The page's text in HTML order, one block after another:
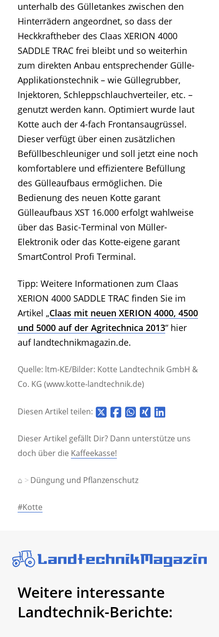
unterhalb des Gülletankes zwischen den
Hinterrädern angeordnet, so dass der
Heckkraftheber des Claas XERION 4000
SADDLE TRAC frei bleibt und so weiterhin
zum direkten Anbau entsprechender Gülle-
Applikationstechnik – wie Güllegrubber,
Injektoren, Schleppschlauchverteiler, etc. –
genutzt werden kann. Optimiert wurde laut
Kotte auch der 4-fach Frontansaugrüssel.
Dieser verfügt über einen zusätzlichen
Befüllbeschleuniger und soll jetzt eine noch
komfortablere und effizientere Befüllung
des Gülleaufbaus ermöglichen. Die
Bedienung des neuen Kotte garant
Gülleaufbaus XST 16.000 erfolgt wahlweise
über das Basic-Terminal von Müller-
Elektronik oder das Kotte-eigene garant
SmartControl Profi Terminal.
Tipp: Weitere Informationen zum Claas
XERION 4000 SADDLE TRAC finden Sie im
Artikel „Claas mit neuen XERION 4000, 4500
und 5000 auf der Agritechnica 2013“ hier
auf landtechnikmagazin.de.
Quelle: ltm-KE/Bilder: Kotte Landtechnik GmbH &
Co. KG (www.kotte-landtechnik.de)
Diesen Artikel teilen:
Dieser Artikel gefällt Dir? Dann unterstütze uns
doch über die Kaffeekasse!
⌂ Düngung und Pflanzenschutz
#Kotte
Weitere interessante
Landtechnik-Berichte: